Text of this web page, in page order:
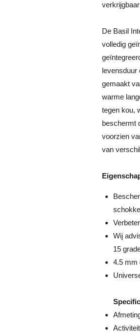
De Basil
volledig
levensduur
gemaakt
warme
tegen kou,
beschermt
voorzien
van
Wij
15
4.5 mm